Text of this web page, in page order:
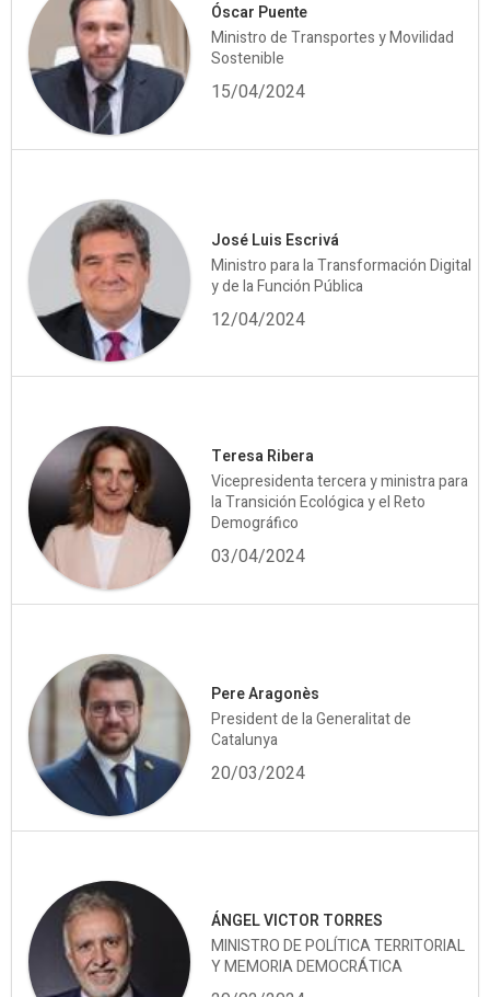
Óscar Puente
Ministro de Transportes y Movilidad
Sostenible
15/04/2024
José Luis Escrivá
Ministro para la Transformación Digital
y de la Función Pública
12/04/2024
Teresa Ribera
Vicepresidenta tercera y ministra para
la Transición Ecológica y el Reto
Demográfico
03/04/2024
Pere Aragonès
President de la Generalitat de
Catalunya
20/03/2024
ÁNGEL VICTOR TORRES
MINISTRO DE POLÍTICA TERRITORIAL
Y MEMORIA DEMOCRÁTICA